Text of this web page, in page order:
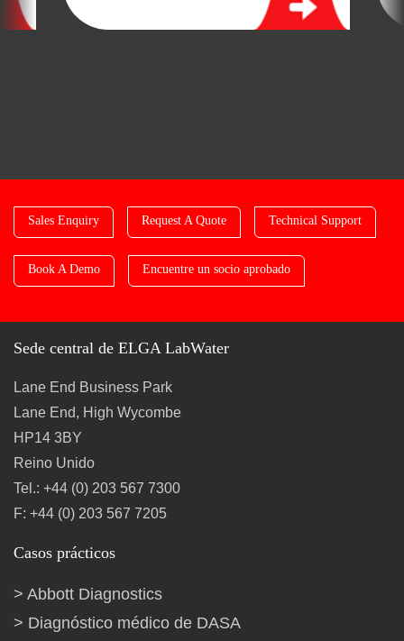
Sales Enquiry Request A Quote Technical Support
Book A Demo Encuentre un socio aprobado
Sede central de ELGA LabWater
Lane End Business Park
Lane End, High Wycombe
HP14 3BY
Reino Unido
Tel.: +44 (0) 203 567 7300
F: +44 (0) 203 567 7205
Casos prácticos
Abbott Diagnostics
Diagnóstico médico de DASA